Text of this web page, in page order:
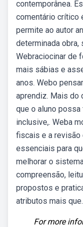
contemporânea.
comentário crítico
permite ao autor
determinada obra,
Webraciocinar de
mais sábias e
anos. Webo
aprendiz. Mais do
que o aluno
inclusive,. Weba
fiscais e a revisão
essenciais para
melhorar o
compreensão,
propostos e
atributos mais que.
For more